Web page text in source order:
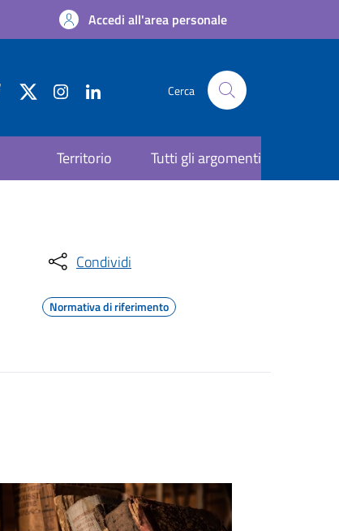
Accedi all'area personale
Cerca
Territorio Tutti gli argomenti
Condividi
Normativa di riferimento